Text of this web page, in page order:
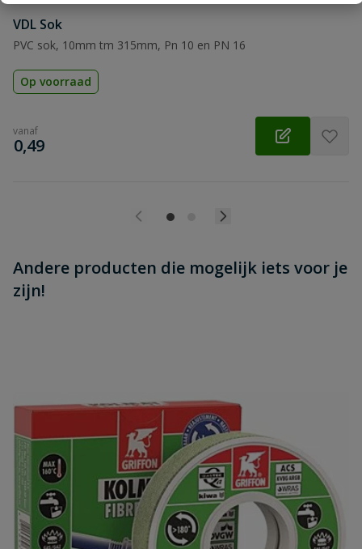
Beoordeling versturen
VDL Sok
PVC sok, 10mm tm 315mm, Pn 10 en PN 16
Op voorraad
vanaf
€
0,49
Andere producten die mogelijk iets voor je
zijn!